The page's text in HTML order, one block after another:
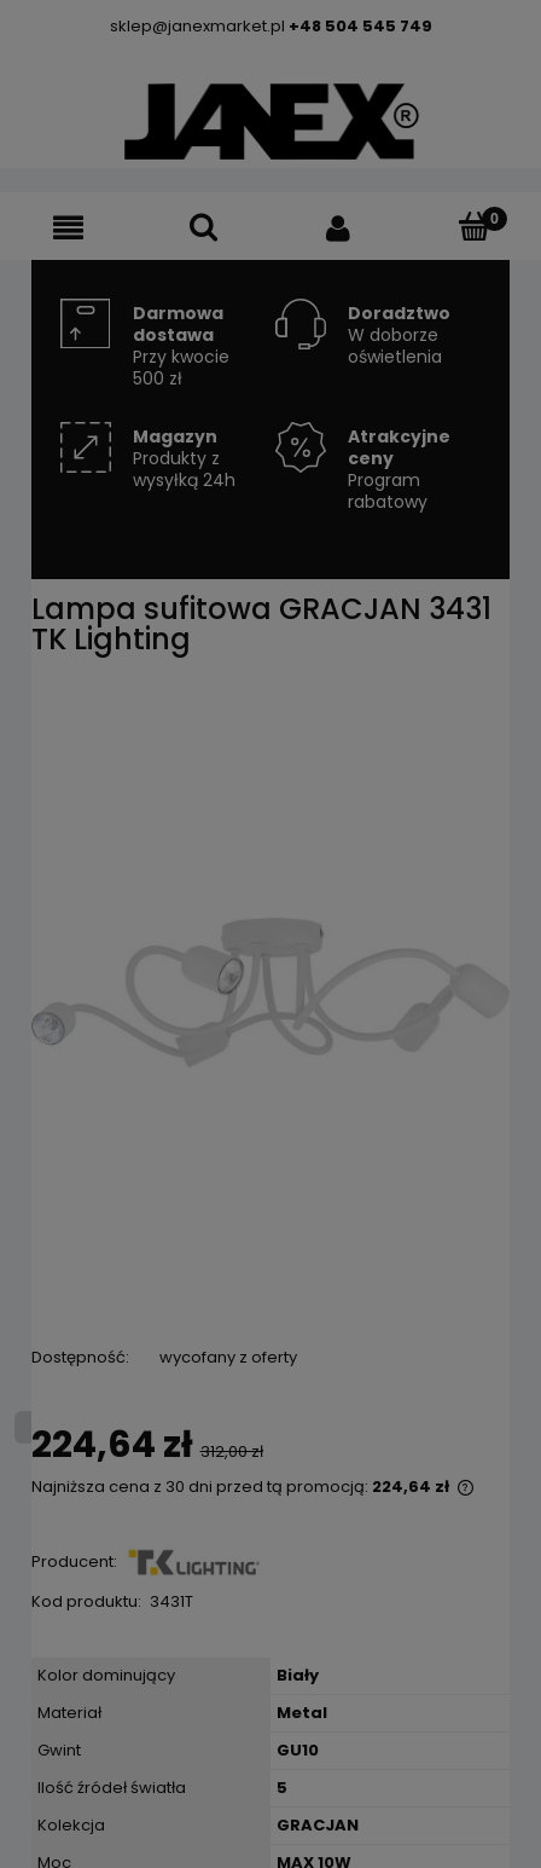
sklep@janexmarket.pl +48 504 545 749
Darmowa
dostawa
Przy kwocie
500 zł
Doradztwo
W doborze
oświetlenia
Magazyn
Produkty z
wysyłką 24h
Atrakcyjne
ceny
Program
rabatowy
Lampa sufitowa GRACJAN 3431
TK Lighting
Dostępność: wycofany z oferty
224,64 zł 312,00 zł
Najniższa cena z 30 dni przed tą promocją: 224,64 zł
Producent:
Kod produktu: 3431T
Kolor dominujący
Biały
Materiał
Metal
Gwint
GU10
Ilość źródeł światła
5
Kolekcja
GRACJAN
Moc
MAX 10W